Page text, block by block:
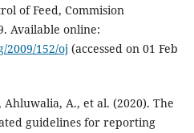
of Feed, Commision
Available online:
152/oj (accessed on 01 Feb
A., et al. (2020). The
guidelines for reporting